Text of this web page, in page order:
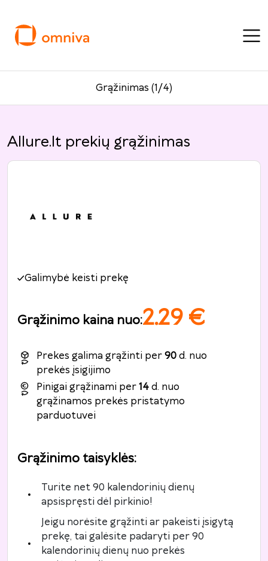
Grąžinimas (1/4)
Allure.lt prekių grąžinimas
Galimybė keisti prekę
Grąžinimo kaina nuo:2.29 €
Prekes galima grąžinti per90d. nuo
prekės įsigijimo
Pinigai grąžinami per14d. nuo
grąžinamos prekės pristatymo
parduotuvei
Grąžinimo taisyklės:
Turite net 90 kalendorinių dienų
apsispręsti dėl pirkinio!
Jeigu norėsite grąžinti ar pakeisti įsigytą
prekę, tai galėsite padaryti per 90
kalendorinių dienų nuo prekės